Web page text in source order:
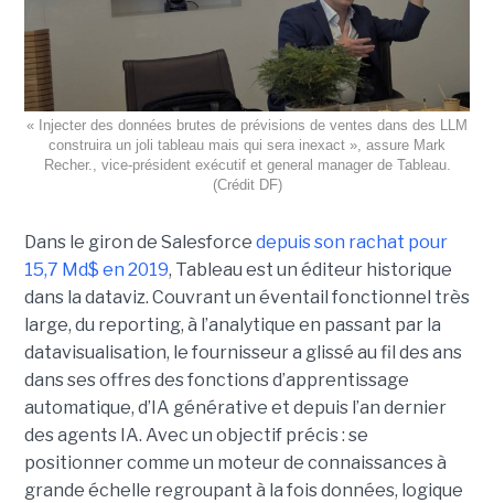
« Injecter des données brutes de prévisions de ventes dans des LLM
construira un joli tableau mais qui sera inexact », assure Mark
Recher., vice-président exécutif et general manager de Tableau.
(Crédit DF)
Dans le giron de Salesforce depuis son rachat pour
15,7 Md$ en 2019, Tableau est un éditeur historique
dans la dataviz. Couvrant un éventail fonctionnel très
large, du reporting, à l’analytique en passant par la
datavisualisation, le fournisseur a glissé au fil des ans
dans ses offres des fonctions d’apprentissage
automatique, d’IA générative et depuis l’an dernier
des agents IA. Avec un objectif précis : se
positionner comme un moteur de connaissances à
grande échelle regroupant à la fois données, logique